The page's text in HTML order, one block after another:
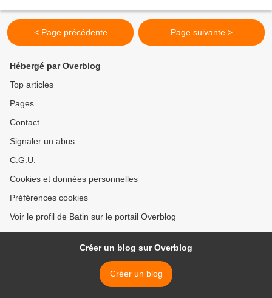
< Page précédente Page suivante >
Hébergé par Overblog
Top articles
Pages
Contact
Signaler un abus
C.G.U.
Cookies et données personnelles
Préférences cookies
Voir le profil de Batin sur le portail Overblog
Créer un blog sur Overblog
Créer un blog